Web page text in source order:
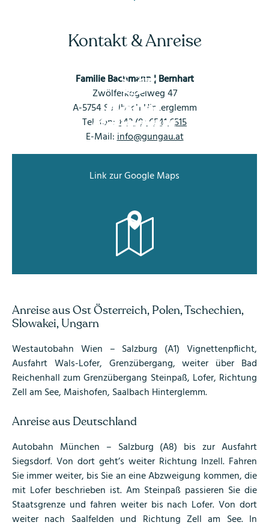
Kontakt & Anreise
Familie Bachmann | Bernhart
Zwölferkogelweg 47
A-5754 Saalbach Hinterglemm
Telefon: +43 (0) 6541 6515
E-Mail:info@gungau.at
Link zur Google Maps
Anreise aus Ost Österreich, Polen, Tschechien,
Slowakei, Ungarn
Westautobahn Wien – Salzburg (A1) Vignettenpflicht,
Ausfahrt Wals-Lofer, Grenzübergang, weiter über Bad
Reichenhall zum Grenzübergang Steinpaß, Lofer, Richtung
Zell am See, Maishofen, Saalbach Hinterglemm.
Anreise aus Deutschland
Autobahn München – Salzburg (A8) bis zur Ausfahrt
Siegsdorf. Von dort geht’s weiter Richtung Inzell. Fahren
Sie immer weiter, bis Sie an eine Abzweigung kommen, die
mit Lofer beschrieben ist. Am Steinpaß passieren Sie die
Staatsgrenze und fahren weiter bis nach Lofer. Von dort
weiter nach Saalfelden und Richtung Zell am See. In